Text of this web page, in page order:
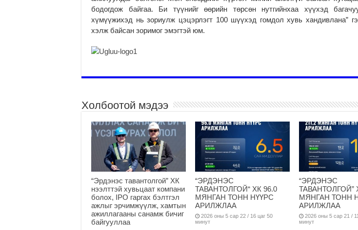
бодогдож байгаа. Би түүнийг өөрийн төрсөн нутгийнхаа хүүхэд
хүмүүжихэд нь зориулж цэцэрлэгт 100 шүүхэд гомдол хувь хандивлана”
хэлж байсан зоримог эмэгтэй юм.
Холбоотой мэдээ
“Эрдэнэс тавантолгой” ХК
нээлттэй хувьцаат компани
болох, IPO гаргах бэлтгэл
ажлыг эрчимжүүлж, хамтын
ажиллагааны санамж бичиг
байгууллаа
“ЭРДЭНЭС
ТАВАНТОЛГОЙ“ ХК 96.0
МЯНГАН ТОНН НҮҮРС
АРИЛЖЛАА
2026 оны 5 сар 22 / 16 цаг 50
минут
“ЭРДЭНЭС
ТАВАНТОЛГОЙ”
МЯНГАН ТОНН
АРИЛЖЛАА
2026 оны 5 сар 21 /
минут